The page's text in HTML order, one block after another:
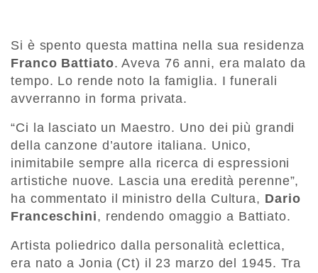
Si è spento questa mattina nella sua residenza
Franco Battiato. Aveva 76 anni, era malato da
tempo. Lo rende noto la famiglia. I funerali
avverranno in forma privata.
“Ci la lasciato un Maestro. Uno dei più grandi
della canzone d’autore italiana. Unico,
inimitabile sempre alla ricerca di espressioni
artistiche nuove. Lascia una eredità perenne”,
ha commentato il ministro della Cultura, Dario
Franceschini, rendendo omaggio a Battiato.
Artista poliedrico dalla personalità eclettica,
era nato a Jonia (Ct) il 23 marzo del 1945. Tra